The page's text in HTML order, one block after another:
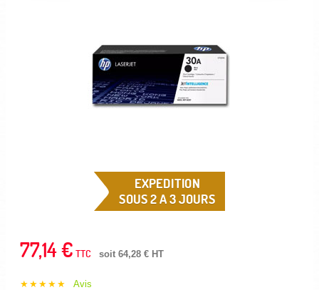
EXPEDITION
SOUS 2 A 3 JOURS
77,14 € TTC soit 64,28 € HT
★★★★★ Avis